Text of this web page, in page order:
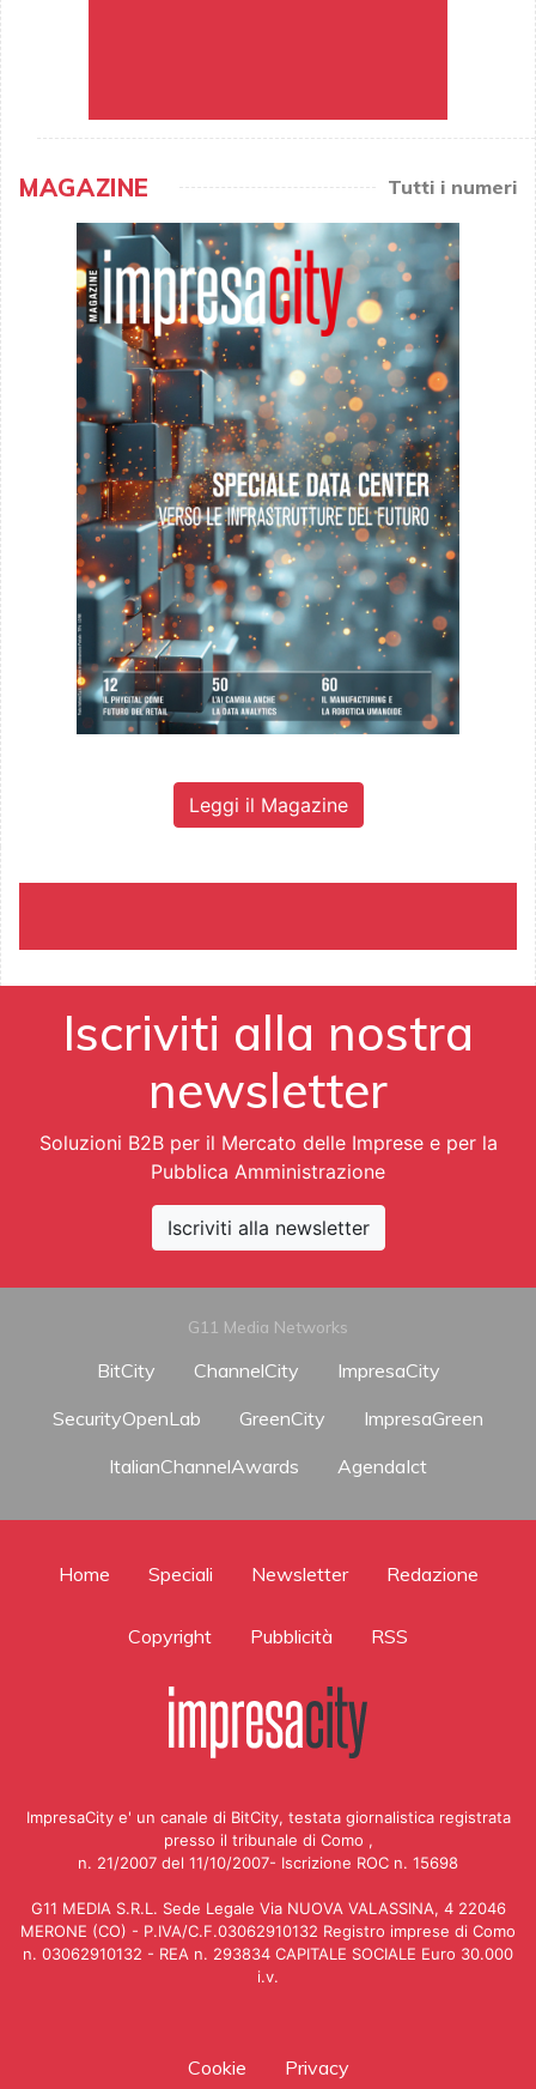
MAGAZINE Tutti i numeri
Leggi il Magazine
Iscriviti alla nostra
newsletter
Soluzioni B2B per il Mercato delle Imprese e per la
Pubblica Amministrazione
Iscriviti alla newsletter
G11 Media Networks
BitCity ChannelCity
ImpresaCity
SecurityOpenLab
GreenCity
ImpresaGreen
ItalianChannelAwards
AgendaIct
Home Speciali Newsletter Redazione
Copyright Pubblicità RSS
ImpresaCity e' un canale di BitCity, testata giornalistica registrata
presso il tribunale di Como ,
n. 21/2007 del 11/10/2007- Iscrizione ROC n. 15698
G11 MEDIA S.R.L. Sede Legale Via NUOVA VALASSINA, 4 22046
MERONE (CO) - P.IVA/C.F.03062910132 Registro imprese di Como
n. 03062910132 - REA n. 293834 CAPITALE SOCIALE Euro 30.000
i.v.
Cookie Privacy